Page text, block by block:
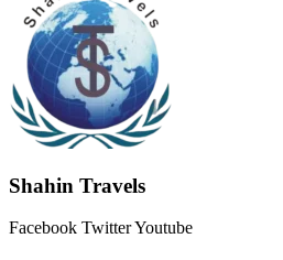
Shahin Travels
Facebook TwitterYoutube